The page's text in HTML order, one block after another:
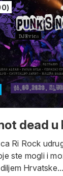
dead
Ri Rock
ste mogli i
Hrvatske...